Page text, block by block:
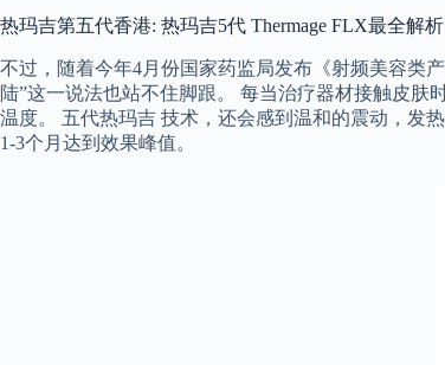
热玛吉第五代香港: 热玛吉5代 Thermage FLX最全解析
不过，随着今年4月份国家药监局发布《射频美容类
陆”这一说法也站不住脚跟。 每当治疗器材接触皮
温度。 五代热玛吉 技术，还会感到温和的震动，发
1-3个月达到效果峰值。